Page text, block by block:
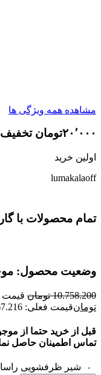
مشاهده همه ویژگی ها
۲۰٬۰۰۰تومان تخفیف
اولین خرید
lumakalaoff
تمام محصولات با
وضعیت محصول:
10.758.200 تومان قیمت اصلی:
تومانقیمت فعلی: 9.467.216 تومان.
قبل از خرید حتما از
تماس اطمینان حاصل
شیر ظرفشویی